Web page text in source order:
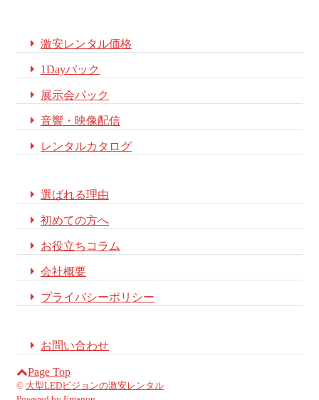
 激安レンタル価格
 1Dayパック
 展示会パック
 音響・映像配信
 レンタルカタログ
 選ばれる理由
 初めての方へ
 お役立ちコラム
 会社概要
 プライバシーポリシー
 お問い合わせ
Page Top
© 大型LEDビジョンの激安レンタル